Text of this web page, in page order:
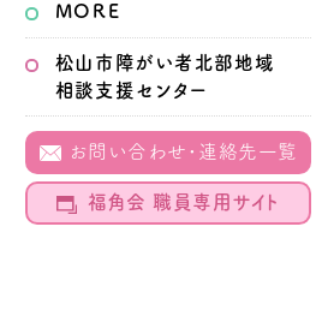
MORE
松山市障がい者北部地域
相談支援センター
お問い合わせ・連絡先一覧
福角会 職員専用サイト